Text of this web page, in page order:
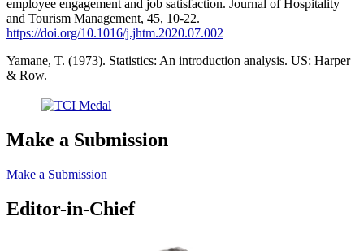
employee engagement and job satisfaction. Journal of Hospitality
and Tourism Management, 45, 10-22.
https://doi.org/10.1016/j.jhtm.2020.07.002
Yamane, T. (1973). Statistics: An introduction analysis. US: Harper
& Row.
Make a Submission
Make a Submission
Editor-in-Chief